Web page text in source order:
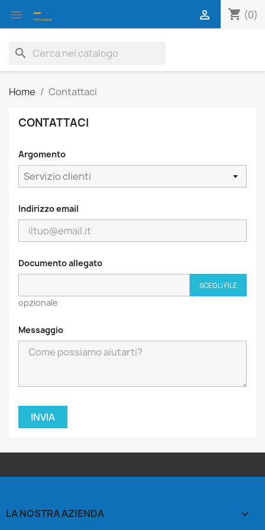
 shopping_cart (0)

search
Home Contattaci
CONTATTACI
Argomento
Indirizzo email
Documento allegato
SCEGLI FILE
opzionale
Messaggio
LA NOSTRA AZIENDA 